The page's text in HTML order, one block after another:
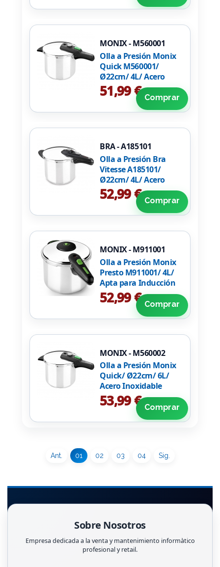
MONIX - M560001
Olla a Presión Monix
Quick M560001/
Ø22cm/ 4L/ Acero
Inoxidable
51,99 € Comprar
BRA - A185101
Olla a Presión Bra
Vitesse A185101/
Ø22cm/ 4L/ Acero
Inoxidable/ Apta para
Inducción
52,99 € Comprar
MONIX - M911001
Olla a Presión Monix
Presto M911001/ 4L/
Apta para Inducción
52,99 € Comprar
MONIX - M560002
Olla a Presión Monix
Quick/ Ø22cm/ 6L/
Acero Inoxidable
53,99 € Comprar
Ant. 01 02 03 04 Sig.
Sobre Nosotros
Empresa dedicada a la venta y mantenimiento informàtico
profesional y retail.